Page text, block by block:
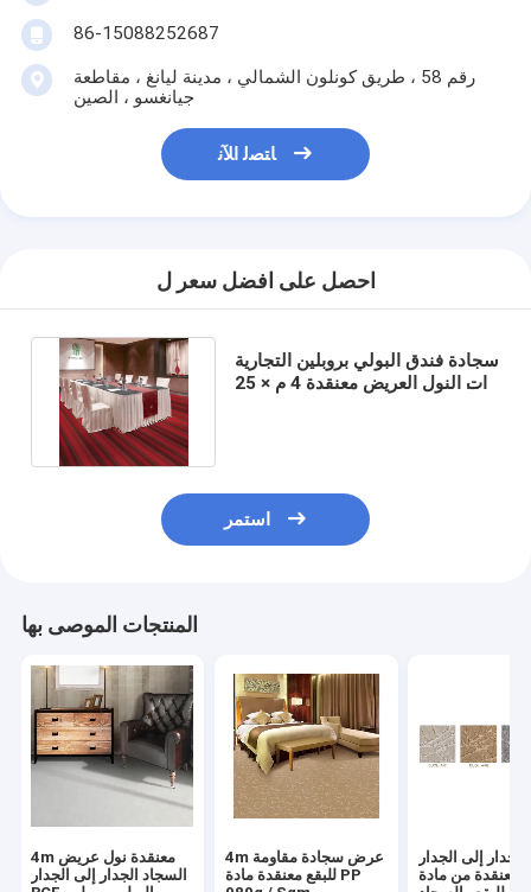
86-15088252687
رقم 58 ، طريق كونلون الشمالي ، مدينة ليانغ ، مقاطعة
جيانغسو ، الصين
ﺎﺘﺼﻟ ﺍﻶﻧ
احصل على افضل سعر ل
سجادة فندق البولي بروبلين التجارية
ذات النول العريض معنقدة 4 م × 25
استمر
المنتجات الموصى بها
4m معنقدة نول عريض
السجاد الجدار إلى الجدار
4m عرض سجادة مقاومة
للبقع معنقدة مادة PP
إلى الجدار
معنقدة من مادة PP